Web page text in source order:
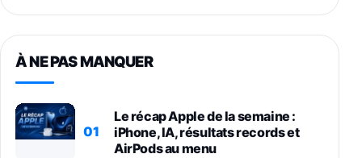
À NE PAS MANQUER
01
Le récap Apple de la semaine :
iPhone, IA, résultats records et
AirPods au menu